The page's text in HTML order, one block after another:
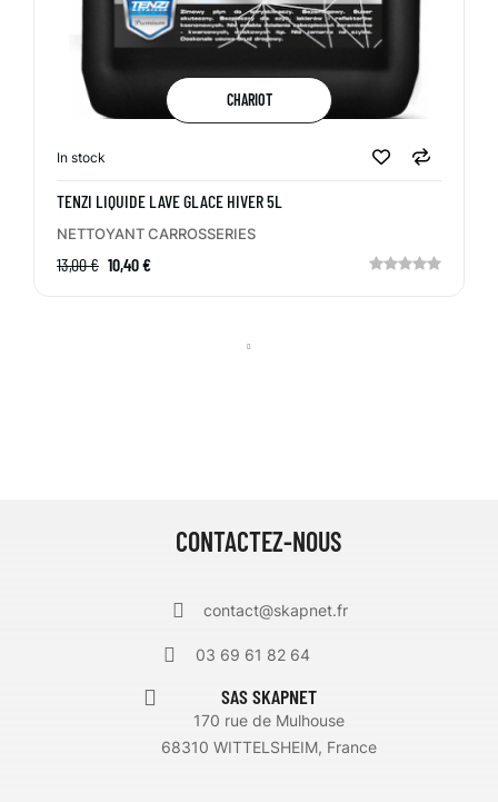
CHARIOT
In stock
TENZI LIQUIDE LAVE GLACE HIVER 5L
NETTOYANT CARROSSERIES
13,00 € 10,40 €
CONTACTEZ-NOUS
contact@skapnet.fr
03 69 61 82 64
SAS SKAPNET
170 rue de Mulhouse
68310 WITTELSHEIM, France